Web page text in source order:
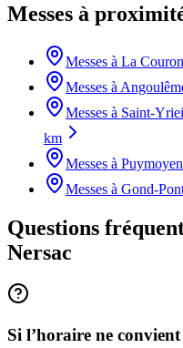
Messes à
Messes à La
Messes à
Messes à Saint-
km
Messes à Puymoyen
Messes à Gond-
Questions
Nersac
Si l’horaire ne